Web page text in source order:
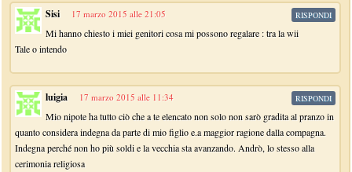
Sisi 17 marzo 2015 alle 21:05
Mi hanno chiesto i miei genitori cosa mi possono regalare : tra la wii
Tale o intendo
RISPONDI
luigia 17 marzo 2015 alle 11:34
Mio nipote ha tutto ciò che a te elencato non solo non sarò gradita al pranzo in
quanto considera indegna da parte di mio figlio e.a maggior ragione dalla compagna.
Indegna perché non ho più soldi e la vecchia sta avanzando. Andrò, lo stesso alla
cerimonia religiosa
RISPONDI